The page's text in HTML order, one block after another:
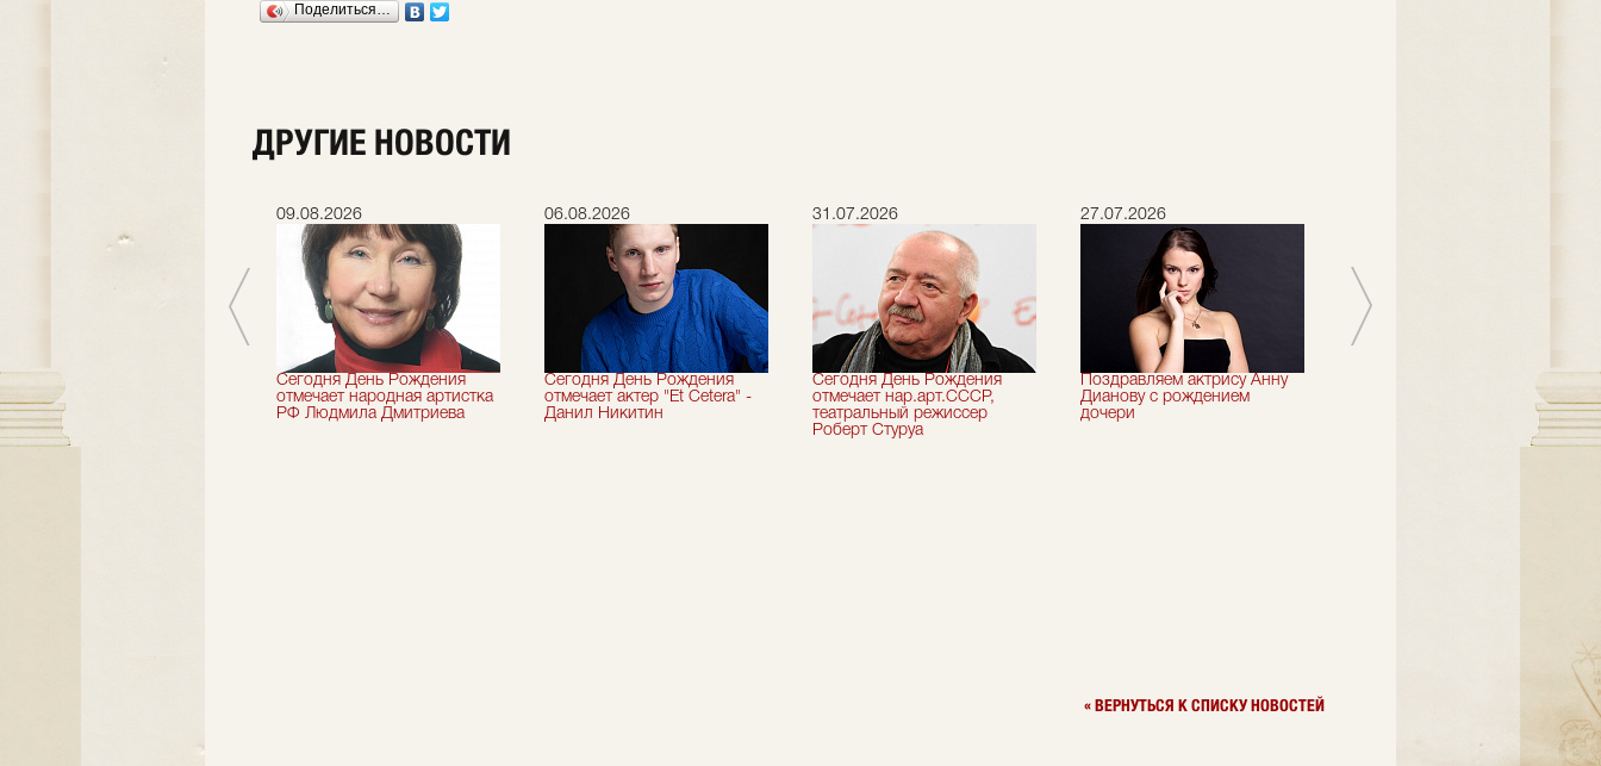
Поделиться…
ДРУГИЕ НОВОСТИ
засл.деятель искусств
России Николай Максимов
09.08.2026
Сегодня День Рождения
отмечает народная артистка
РФ Людмила Дмитриева
06.08.2026
Сегодня День Рождения
отмечает актер "Et Cetera" -
Данил Никитин
31.07.2026
Сегодня День Рождения
отмечает нар.арт.СССР,
театральный режиссер
Роберт Стуруа
27.07.2026
Поздравляем актрису Анну
Дианову с рождением
дочери
Cetera" Петру Смидовичу
« ВЕРНУТЬСЯ К СПИСКУ НОВОСТЕЙ